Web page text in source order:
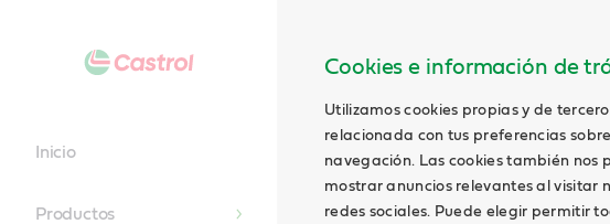
Cookies e información de
Utilizamos cookies propias y de
relacionada con tus preferencias
navegación. Las cookies también nos
mostrar anuncios relevantes al visitar
redes sociales. Puede elegir permitir
Inicio
Productos